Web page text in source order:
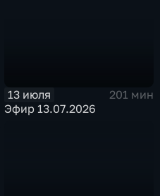
13 июля
201 мин
Эфир 13.07.2026